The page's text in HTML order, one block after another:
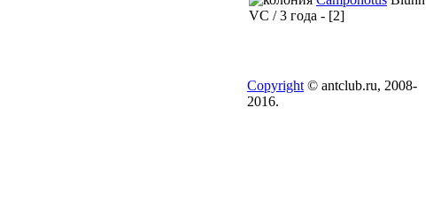
VC / 3 года - [2]
Copyright © antclub.ru, 2008-
2016.